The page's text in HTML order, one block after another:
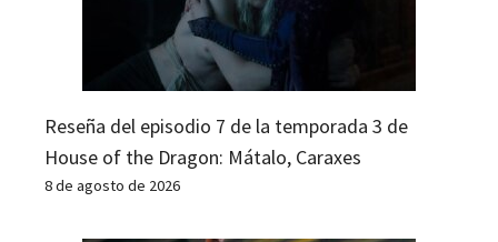
Reseña del episodio 7 de la temporada 3 de
House of the Dragon: Mátalo, Caraxes
8 de agosto de 2026